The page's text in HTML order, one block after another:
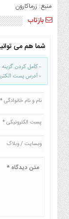
منبع: زرماکارون
بازتاب
شما هم می
- کامل کردن
- آدرس پست